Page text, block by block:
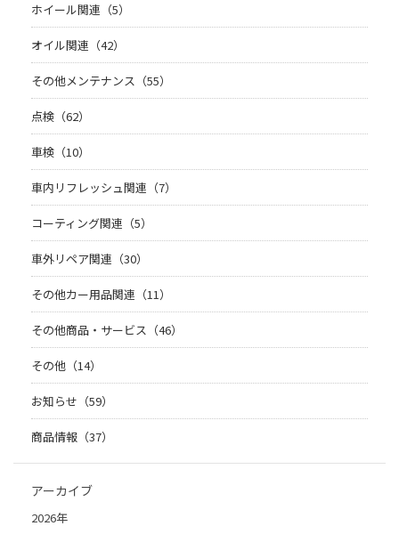
ホイール関連（5）
オイル関連（42）
その他メンテナンス（55）
点検（62）
車検（10）
車内リフレッシュ関連（7）
コーティング関連（5）
車外リペア関連（30）
その他カー用品関連（11）
その他商品・サービス（46）
その他（14）
お知らせ（59）
商品情報（37）
アーカイブ
2026年